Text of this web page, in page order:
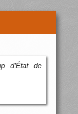
d’État de